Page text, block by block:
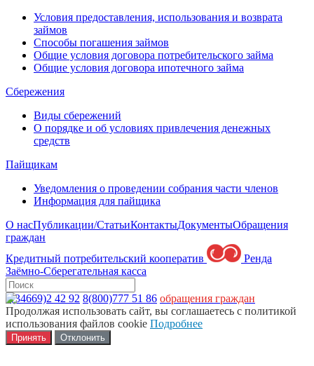
Условия предоставления, использования и возврата
займов
Способы погашения займов
Общие условия договора потребительского займа
Общие условия договора ипотечного займа
Сбережения
Виды сбережений
О порядке и об условиях привлечения денежных
средств
Пайщикам
Уведомления о проведении собрания части членов
Информация для пайщика
О насПубликации/СтатьиКонтактыДокументыОбращения
граждан
Кредитный потребительский кооператив
Ренда
Заёмно-Сберегательная касса
8(34669)2 42 92 8(800)777 51 86 обращения граждан
Продолжая использовать сайт, вы соглашаетесь с политикой
использования файлов cookie Подробнее
Принять Отклонить